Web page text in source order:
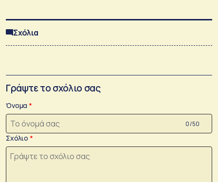
Σχόλια
Γράψτε το σχόλιο σας
Όνομα
0 /50
Σχόλιο